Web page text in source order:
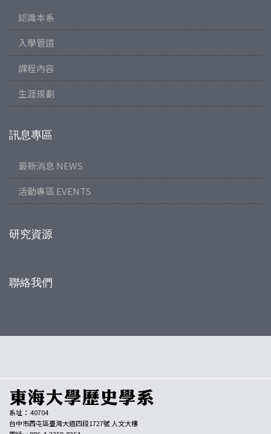
認識本系
入學管道
課程內容
生涯規劃
訊息專區
最新消息 NEWS
活動專區 EVENTS
研究資源
聯絡我們
系址： 40704
台中市西屯區臺灣大道四段1727號 人文大樓